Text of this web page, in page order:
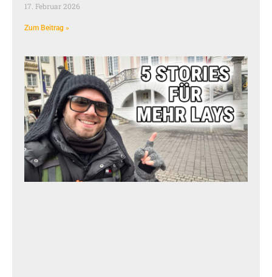
17. Februar 2026
Zum Beitrag »